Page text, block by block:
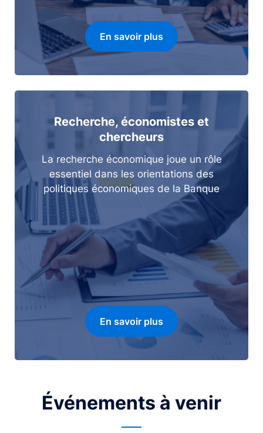
En savoir plus
Recherche, économistes et
chercheurs
La recherche économique joue un rôle
essentiel dans les orientations des
politiques économiques de la Banque
En savoir plus
Événements à venir